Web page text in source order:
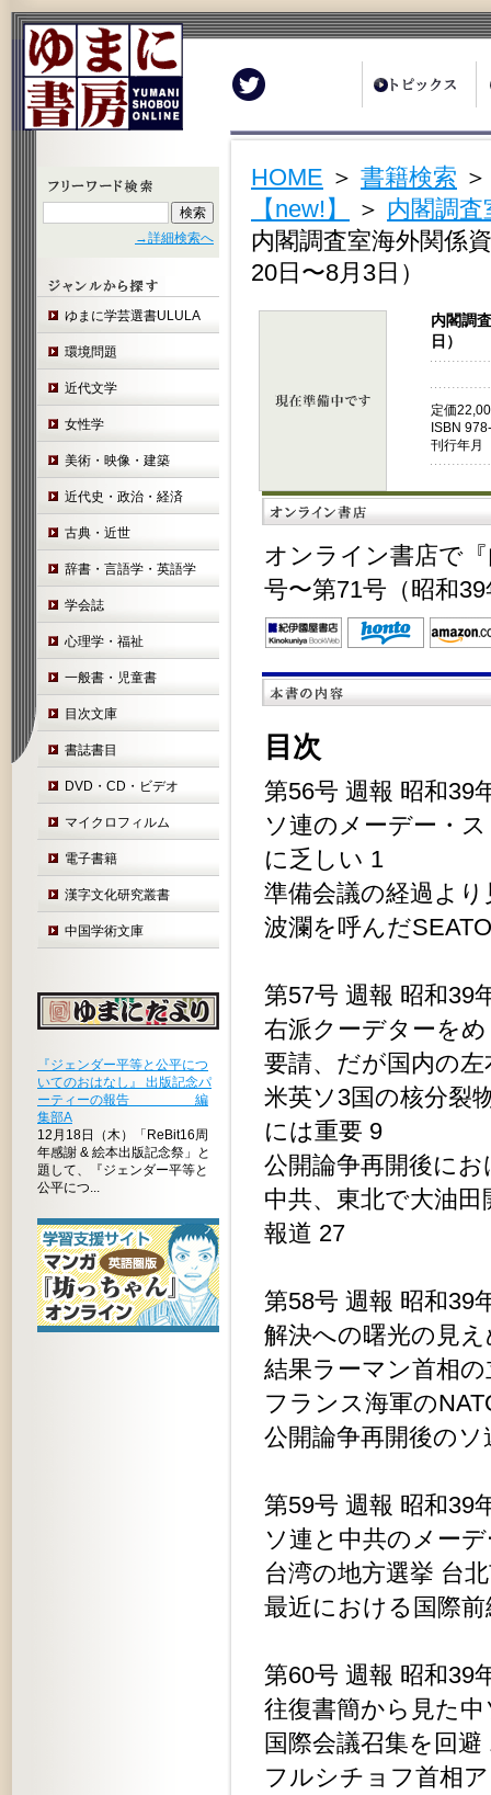
→詳細検索へ
ゆまに学芸選書ULULA
環境問題
近代文学
女性学
美術・映像・建築
近代史・政治・経済
古典・近世
辞書・言語学・英語学
学会誌
心理学・福祉
一般書・児童書
目次文庫
書誌書目
DVD・CD・ビデオ
マイクロフィルム
電子書籍
漢字文化研究叢書
中国学術文庫
『ジェンダー平等と公平につ
いてのおはなし』 出版記念パ
ーティーの報告 編
集部A
12月18日（木）「ReBit16周
年感謝 & 絵本出版記念祭」と
題して、『ジェンダー平等と
公平につ...
HOME ＞ 書籍検索
【new!】
＞ 内閣調
内閣調査室海外関係
20日〜8月3日）
内閣調
日）
定価
ISBN
刊行年
オンライン書店で
号〜第71号（昭和
目次
第56号 週報 昭和39
ソ連のメーデー・
に乏しい 1
準備会議の経過よ
波瀾を呼んだ
第57号 週報 昭和39
右派クーデターを
要請、だが国内の
米英ソ3国の核分裂
には重要 9
公開論争再開後に
中共、東北で大油
報道 27
第58号 週報 昭和39
解決への曙光の見
結果ラーマン首相
フランス海軍の
公開論争再開後の
第59号 週報 昭和39
ソ連と中共のメー
台湾の地方選挙 台
最近における国際
第60号 週報 昭和39
往復書簡から見た
国際会議召集を回避
フルシチョフ首相